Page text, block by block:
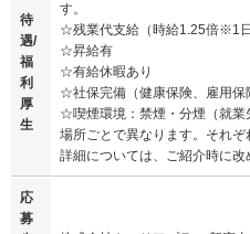
待
遇/
福
利
厚
生
す。
☆残業代支給（時給1.25倍※1
☆昇給有
☆有給休暇あり
☆社保完備（健康保険、雇用
☆喫煙環境：禁煙・分煙（就業
場所ごとで異なります。それぞ
詳細については、ご紹介時に改
応
募